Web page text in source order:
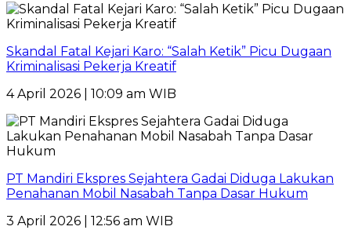
Skandal Fatal Kejari Karo: “Salah Ketik” Picu Dugaan
Kriminalisasi Pekerja Kreatif
4 April 2026 | 10:09 am WIB
PT Mandiri Ekspres Sejahtera Gadai Diduga Lakukan
Penahanan Mobil Nasabah Tanpa Dasar Hukum
3 April 2026 | 12:56 am WIB